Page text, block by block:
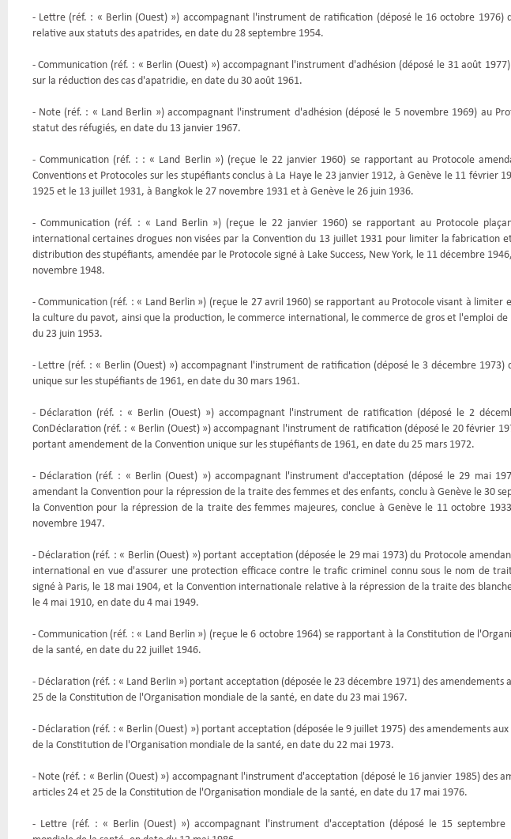
- Lettre (réf. : « Berlin (Ouest) ») accompagnant l'instrument de ratification (déposé le 16 octobre 1976)
relative aux statuts des apatrides, en date du 28 septembre 1954.
- Communication (réf. : « Berlin (Ouest) ») accompagnant l'instrument d'adhésion (déposé le 31 août
sur la réduction des cas d'apatridie, en date du 30 août 1961.
- Note (réf. : « Land Berlin ») accompagnant l'instrument d'adhésion (déposé le 5 novembre 1969) au
statut des réfugiés, en date du 13 janvier 1967.
- Communication (réf. : : « Land Berlin ») (reçue le 22 janvier 1960) se rapportant au Protocole
Conventions et Protocoles sur les stupéfiants conclus à La Haye le 23 janvier 1912, à Genève le 11 février
1925 et le 13 juillet 1931, à Bangkok le 27 novembre 1931 et à Genève le 26 juin 1936.
- Communication (réf. : « Land Berlin ») (reçue le 22 janvier 1960) se rapportant au Protocole
international certaines drogues non visées par la Convention du 13 juillet 1931 pour limiter la fabrication
distribution des stupéfiants, amendée par le Protocole signé à Lake Success, New York, le 11 décembre
novembre 1948.
- Communication (réf. : « Land Berlin ») (reçue le 27 avril 1960) se rapportant au Protocole visant à limiter
la culture du pavot, ainsi que la production, le commerce international, le commerce de gros et l'emploi
du 23 juin 1953.
- Lettre (réf. : « Berlin (Ouest) ») accompagnant l'instrument de ratification (déposé le 3 décembre 1973)
unique sur les stupéfiants de 1961, en date du 30 mars 1961.
- Déclaration (réf. : « Berlin (Ouest) ») accompagnant l'instrument de ratification (déposé le 2
ConDéclaration (réf. : « Berlin (Ouest) ») accompagnant l'instrument de ratification (déposé le 20 février
portant amendement de la Convention unique sur les stupéfiants de 1961, en date du 25 mars 1972.
- Déclaration (réf. : « Berlin (Ouest) ») accompagnant l'instrument d'acceptation (déposé le 29 mai
amendant la Convention pour la répression de la traite des femmes et des enfants, conclu à Genève le 30
la Convention pour la répression de la traite des femmes majeures, conclue à Genève le 11 octobre
novembre 1947.
- Déclaration (réf. : « Berlin (Ouest) ») portant acceptation (déposée le 29 mai 1973) du Protocole
international en vue d'assurer une protection efficace contre le trafic criminel connu sous le nom de
signé à Paris, le 18 mai 1904, et la Convention internationale relative à la répression de la traite des
le 4 mai 1910, en date du 4 mai 1949.
- Communication (réf. : « Land Berlin ») (reçue le 6 octobre 1964) se rapportant à la Constitution de
de la santé, en date du 22 juillet 1946.
- Déclaration (réf. : « Land Berlin ») portant acceptation (déposée le 23 décembre 1971) des amendements
25 de la Constitution de l'Organisation mondiale de la santé, en date du 23 mai 1967.
- Déclaration (réf. : « Berlin (Ouest) ») portant acceptation (déposée le 9 juillet 1975) des amendements
de la Constitution de l'Organisation mondiale de la santé, en date du 22 mai 1973.
- Note (réf. : « Berlin (Ouest) ») accompagnant l'instrument d'acceptation (déposé le 16 janvier 1985) des
articles 24 et 25 de la Constitution de l'Organisation mondiale de la santé, en date du 17 mai 1976.
- Lettre (réf. : « Berlin (Ouest) ») accompagnant l'instrument d'acceptation (déposé le 15 septembre